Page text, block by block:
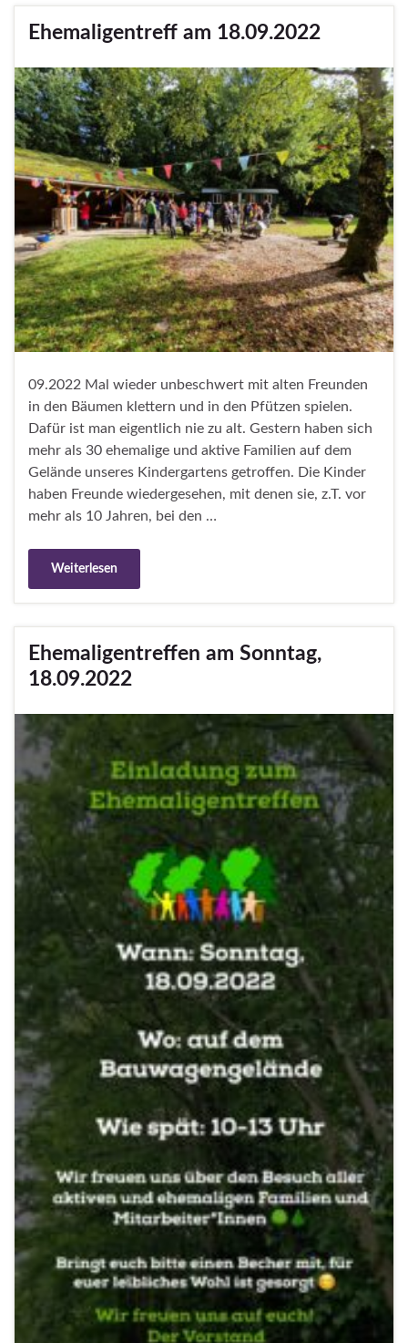
Ehemaligentreff am 18.09.2022
09.2022 Mal wieder unbeschwert mit alten Freunden
in den Bäumen klettern und in den Pfützen spielen.
Dafür ist man eigentlich nie zu alt. Gestern haben sich
mehr als 30 ehemalige und aktive Familien auf dem
Gelände unseres Kindergartens getroffen. Die Kinder
haben Freunde wiedergesehen, mit denen sie, z.T. vor
mehr als 10 Jahren, bei den …
Weiterlesen
Ehemaligentreffen am Sonntag,
18.09.2022